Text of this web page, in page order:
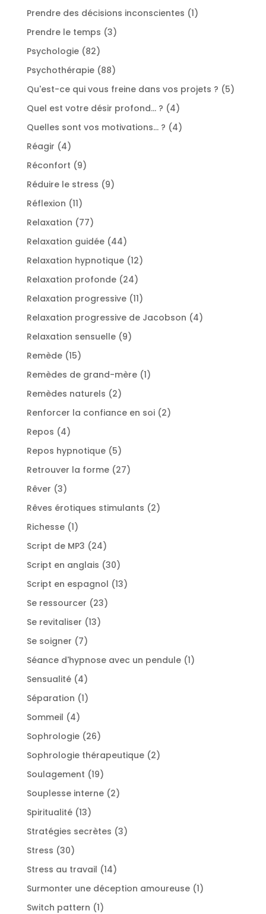
produits
Prendre des décisions inconscientes 11
Prendre le temps 33
Psychologie 8282
produits
Psychothérapie 8888
produits
Qu'est-ce qui vous freine dans vos projets ? 55
Quel est votre désir profond... ? 44
produits
Quelles sont vos motivations... ? 44
Réagir 44
produits
Réconfort 99
produits
Réduire le stress 99
Réflexion 1111
produits
Relaxation 7777
produits
Relaxation guidée 4444
produits
Relaxation hypnotique 1212
Relaxation profonde 2424
produits
Relaxation progressive 1111
produits
Relaxation progressive de Jacobson 44
Relaxation sensuelle 99
Remède 1515
produits
Remèdes de grand-mère 11
Remèdes naturels 22
Renforcer la confiance en soi 22
Repos 44
produits
Repos hypnotique 55
produits
Retrouver la forme 2727
Rêver 33
produits
Rêves érotiques stimulants 22
Richesse 11
produit
Script de MP3 2424
produits
Script en anglais 3030
produits
Script en espagnol 1313
Se ressourcer 2323
Se revitaliser 1313
Se soigner 77
Séance d'hypnose avec un pendule 11
Sensualité 44
produits
Séparation 11
Sommeil 44
produits
Sophrologie 2626
produits
Sophrologie thérapeutique 22
Soulagement 1919
produits
Souplesse interne 22
Spiritualité 1313
produits
Stratégies secrètes 33
Stress 3030
produits
Stress au travail 1414
produits
Surmonter une déception amoureuse 11
Switch pattern 11